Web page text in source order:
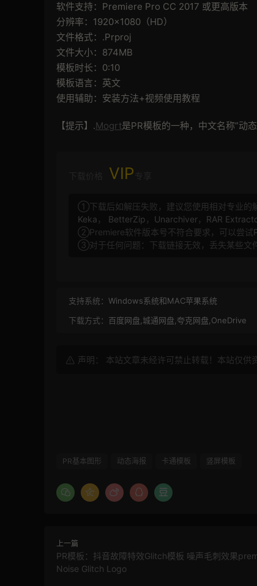
软件支持：Premiere Pro CC 2017 或更高版本
分辨率：1920×1080（HD）
文件格式：.Prproj
文件大小：874MB
模板时长：0:10
模板语言：英文
使用辅助：安装方法+视频使用教程
【提示】.Mogrt是PR模板的一种，中文名称”动态
VIP
①下载后如解压失败，建议您使用相对专业的
Keka ， BetterZip ， Unarchiver， RAR
②Premiere软件版本号不符合要求，可以尝试
③对于任何问题：下载链接无效，丢失某些文
支持系统： Windows系统和MAC苹果系统
下载方式： 百度网盘,城通网盘,夸克网盘,OneDrive
声明： 本站文章未经许可禁止转载！本站仅供
PR基本图形 动态海报 卡通模板 竖屏模板
上一篇
PR模板：抖音故障特效Glitch模板 噪声毛刺效果
Noise Glitch Logo